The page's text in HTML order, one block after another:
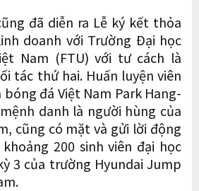
đã diễn ra Lễ ký kết thỏa
doanh với Trường Đại học
Nam (FTU) với tư cách là
tác thứ hai. Huấn luyện viên
đá Việt Nam Park Hang-
danh là người hùng của
cũng có mặt và gửi lời động
200 sinh viên đại học
3 của trường Hyundai Jump